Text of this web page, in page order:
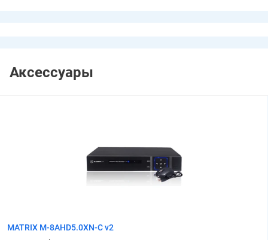
Аксессуары
MATRIX M-8AHD5.0XN-C v2